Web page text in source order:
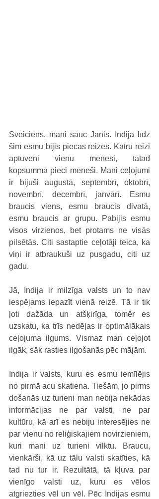
Sveiciens, mani sauc Jānis. Indijā līdz
šim esmu bijis piecas reizes. Katru reizi
aptuveni vienu mēnesi, tātad
kopsummā pieci mēneši. Mani ceļojumi
ir bijuši augustā, septembrī, oktobrī,
novembrī, decembrī, janvārī. Esmu
braucis viens, esmu braucis divatā,
esmu braucis ar grupu. Pabijis esmu
visos virzienos, bet protams ne visās
pilsētās. Citi sastaptie ceļotāji teica, ka
viņi ir atbraukuši uz pusgadu, citi uz
gadu.
Jā, Indija ir milzīga valsts un to nav
iespējams iepazīt vienā reizē. Tā ir tik
ļoti dažāda un atšķirīga, tomēr es
uzskatu, ka trīs nedēļas ir optimālākais
ceļojuma ilgums. Vismaz man ceļojot
ilgāk, sāk rasties ilgošanās pēc mājām.
Indija ir valsts, kuru es esmu iemīlējis
no pirmā acu skatiena. Tiešām, jo pirms
došanās uz turieni man nebija nekādas
informācijas ne par valsti, ne par
kultūru, kā arī es nebiju interesējies ne
par vienu no reliģiskajiem novirzieniem,
kuri mani uz turieni vilktu. Braucu,
vienkārši, kā uz tālu valsti skatīties, kā
tad nu tur ir. Rezultātā, tā kļuva par
vienīgo valsti uz, kuru es vēlos
atgriezties vēl un vēl. Pēc Indijas esmu